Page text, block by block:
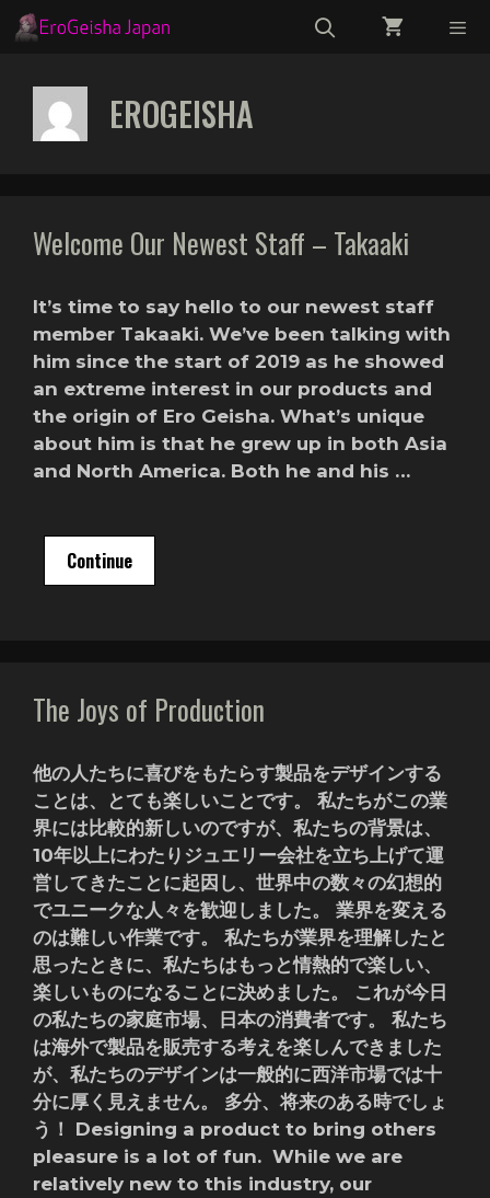
Skip
to
EROGEISHA
Welcome Our Newest Staff – Takaaki
It’s time to say hello to our newest staff
member Takaaki. We’ve been talking with
him since the start of 2019 as he showed
an extreme interest in our products and
the origin of Ero Geisha. What’s unique
about him is that he grew up in both Asia
and North America. Both he and his …
Continue
The Joys of Production
他の人たちに喜びをもたらす製品をデザインする
ことは、とても楽しいことです。 私たちがこの業
界には比較的新しいのですが、私たちの背景は、
10年以上にわたりジュエリー会社を立ち上げて運
営してきたことに起因し、世界中の数々の幻想的
でユニークな人々を歓迎しました。 業界を変える
のは難しい作業です。 私たちが業界を理解したと
思ったときに、私たちはもっと情熱的で楽しい、
楽しいものになることに決めました。 これが今日
の私たちの家庭市場、日本の消費者です。 私たち
は海外で製品を販売する考えを楽しんできました
が、私たちのデザインは一般的に西洋市場では十
分に厚く見えません。 多分、将来のある時でしょ
う！ Designing a product to bring others
pleasure is a lot of fun. While we are
relatively new to this industry, our